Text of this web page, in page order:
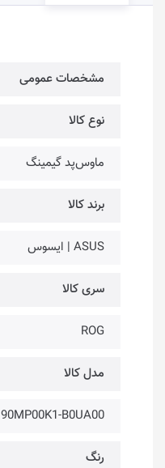
مشخصات عمومی
نوع کالا
ماوس‌پد گیمینگ
برند کالا
ASUS | ایسوس
سری کالا
ROG
مدل کالا
90MP00K1-B0UA00
رنگ